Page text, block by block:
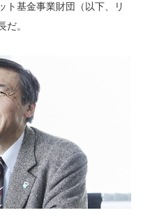
ト基金事業財団（以下、リ
だ。